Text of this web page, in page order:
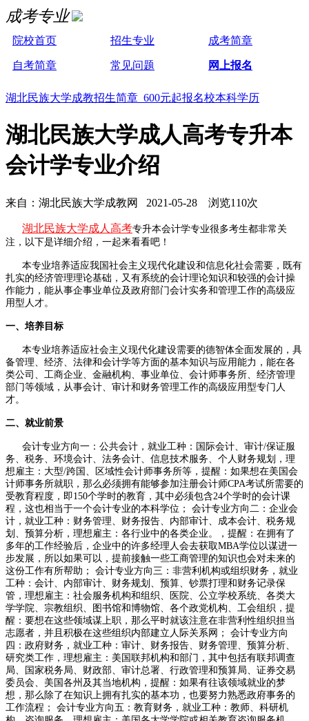
成考专业
院校首页 招生专业 成考简章
自考简章 常见问题 网上报名
湖北民族大学成教招生简章 600元起报名校本科学历
湖北民族大学成人高考专升本
会计学专业介绍
来自：湖北民族大学成教网 2021-05-28 浏览110次
湖北民族大学成人高考专升本会计学专业很多考生都非常关
注，以下是详细介绍，一起来看看吧！
本专业培养适应我国社会主义现代化建设和信息化社会需要，既有
扎实的经济管理理论基础，又有系统的会计理论知识和较强的会计操
作能力，能从事企事业单位及政府部门会计实务和管理工作的高级应
用型人才。
一、培养目标
本专业培养适应社会主义现代化建设需要的德智体全面发展的，具
备管理、经济、法律和会计学等方面的基本知识与应用能力，能在各
类公司、工商企业、金融机构、事业单位、会计师事务所、经济管理
部门等领域，从事会计、审计和财务管理工作的高级应用型专门人
才。
二、就业前景
会计专业方向一：公共会计，就业工种：国际会计、审计/保证服
务、税务、环境会计、法务会计、信息技术服务、个人财务规划，理
想雇主：大型/跨国、区域性会计师事务所等，提醒：如果想在美国会
计师事务所就职，那么必须拥有能够参加注册会计师CPA考试所需要的
受教育程度，即150个学时的教育，其中必须包含24个学时的会计课
程，这也相当于一个会计专业的本科学位； 会计专业方向二：企业会
计，就业工种：财务管理、财务报告、内部审计、成本会计、税务规
划、预算分析，理想雇主：各行业中的各类企业。，提醒：在拥有了
多年的工作经验后，企业中的许多经理人会去获取MBA学位以谋进一
步发展，所以如果可以，提前接触一些工商管理的知识也会对未来的
这份工作有所帮助； 会计专业方向三：非营利机构或组织财务，就业
工种：会计、内部审计、财务规划、预算、钞票打理和财务记录保
管，理想雇主：社会服务机构和组织、医院、公立学校系统、各类大
学学院、宗教组织、图书馆和博物馆、各个政党机构、工会组织，提
醒：要想在这些领域谋上职，那么平时就该注意在非营利性组织担当
志愿者，并且积极在这些组织内部建立人际关系网； 会计专业方向
四：政府财务，就业工种：审计、财务报告、财务管理、预算分析、
研究类工作，理想雇主：美国联邦机构和部门，其中包括有联邦调查
局、国家税务局、财政部、审计总署、行政管理和预算局、证券交易
委员会、美国各州及其当地机构，提醒：如果有往该领域就业的梦
想，那么除了在知识上拥有扎实的基本功，也要努力熟悉政府事务的
工作流程； 会计专业方向五：教育财务，就业工种：教师、科研机